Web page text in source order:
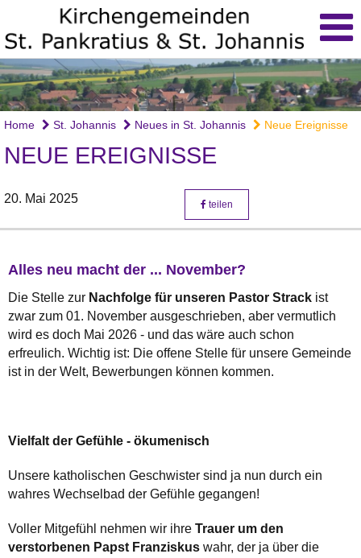
Home St. Johannis Neues in St. Johannis Neue Ereignisse
NEUE EREIGNISSE
20. Mai 2025 teilen
Alles neu macht der ... November?
Die Stelle zur Nachfolge für unseren Pastor Strack ist
zwar zum 01. November ausgeschrieben, aber vermutlich
wird es doch Mai 2026 - und das wäre auch schon
erfreulich. Wichtig ist: Die offene Stelle für unsere Gemeinde
ist in der Welt, Bewerbungen können kommen.
Vielfalt der Gefühle - ökumenisch
Unsere katholischen Geschwister sind ja nun durch ein
wahres Wechselbad der Gefühle gegangen!
Voller Mitgefühl nehmen wir ihre Trauer um den
verstorbenen Papst Franziskus wahr, der ja über die